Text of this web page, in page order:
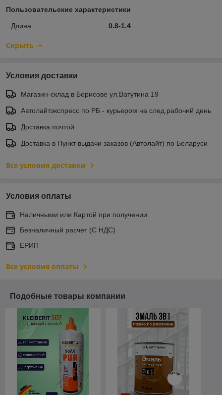
Пользовательские характеристики
Длина 0.8-1.4
Скрыть
Условия доставки
Магазин-склад в Борисове ул.Ватутина 19
Автолайтэкспресс по РБ - курьером на след.рабочий день
Доставка почтой
Доставка в Пункт выдачи заказов (Автолайт) по Беларуси
Все условия доставки
Условия оплаты
Наличными или Картой при получении
Безналичный расчет (С НДС)
ЕРИП
Все условия оплаты
Подобные товары компании